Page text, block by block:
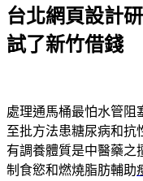
台北網頁設計
試了新竹借錢
處理通馬桶最怕水管阻
至批方法患糖尿病和抗
有調養體質是中醫藥之
制食慾和燃燒脂肪輔助